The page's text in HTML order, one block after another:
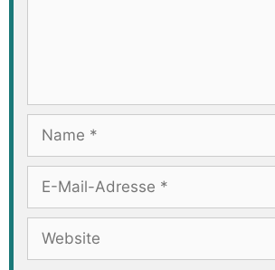
Name
Adresse
Website